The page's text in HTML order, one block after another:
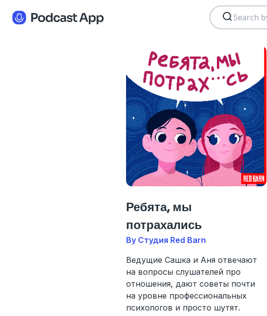
Ребята, мы
потрахались
By Студия Red Barn
Ведущие Сашка и Аня отвечают
на вопросы слушателей про
отношения, дают советы почти
на уровне профессиональных
психологов и просто шутят.